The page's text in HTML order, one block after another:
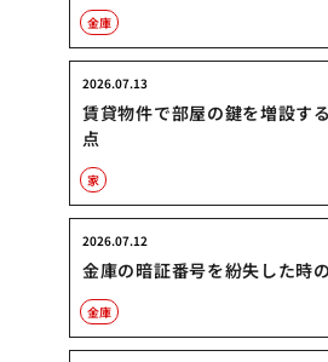
金庫
賃貸物件で部屋の鍵を増設す
点
2026.07.13
家
金庫の暗証番号を紛失した時
2026.07.12
金庫